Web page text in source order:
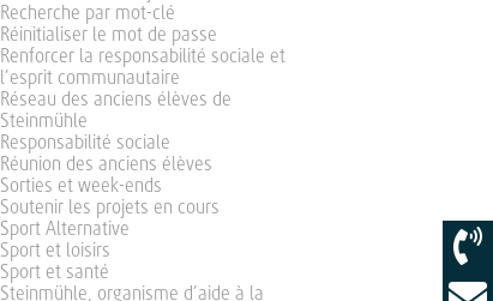
Recherche par mot-clé
Réinitialiser le mot de passe
Renforcer la responsabilité sociale et
l’esprit communautaire
Réseau des anciens élèves de
Steinmühle
Responsabilité sociale
Réunion des anciens élèves
Sorties et week-ends
Soutenir les projets en cours
Sport Alternative
Sport et loisirs
Sport et santé
Steinmühle, organisme d’aide à la